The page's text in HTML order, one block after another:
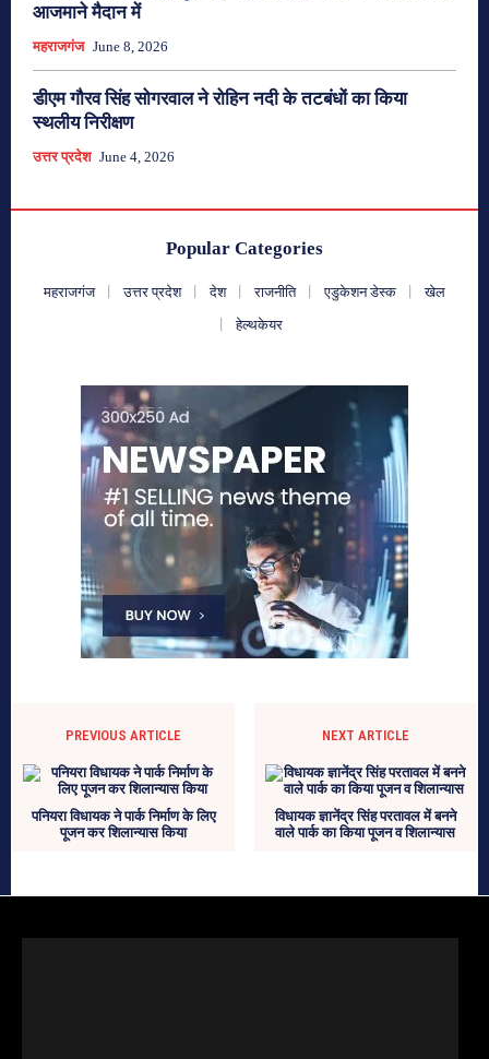
आजमाने मैदान में
महराजगंज June 8, 2026
डीएम गौरव सिंह सोगरवाल ने रोहिन नदी के तटबंधों का किया
स्थलीय निरीक्षण
उत्तर प्रदेश June 4, 2026
Popular Categories
महराजगंज उत्तर प्रदेश देश राजनीति एडुकेशन डेस्क
खेल
हेल्थकेयर
PREVIOUS ARTICLE
पनियरा विधायक ने पार्क निर्माण के लिए
पूजन कर शिलान्यास किया
NEXT ARTICLE
विधायक ज्ञानेंद्र सिंह परतावल में बनने
वाले पार्क का किया पूजन व शिलान्यास